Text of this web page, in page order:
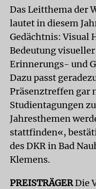
Das Leitthema der
lautet in diesem
Gedächtnis: Visual
Bedeutung
Erinnerungs- und
Dazu passt
Präsenztreffen gar
Studientagungen
Jahresthemen
stattfinden«,
des DKR in Bad
Klemens.
PREISTRÄGERDie